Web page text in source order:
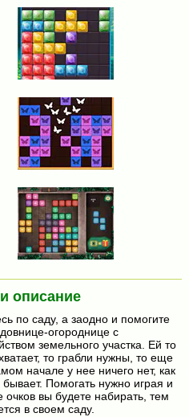
описание
по саду, а заодно и помогите
огороднице с
земельного участка. Ей то
то грабли нужны, то еще
начале у нее ничего нет, как
Помогать нужно играя и
вы будете набирать, тем
в своем саду.